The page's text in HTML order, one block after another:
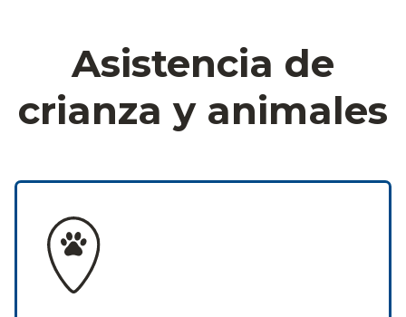
Asistencia de
crianza y animales